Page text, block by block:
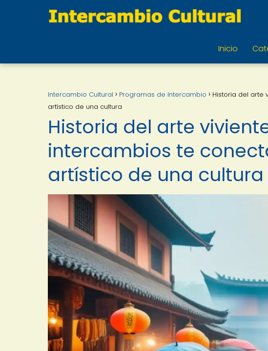
Inicio
Intercambio Cultural Programas de Intercambio
Historia del arte
artístico de una cultura
Historia del arte
intercambios te
artístico de una cultura